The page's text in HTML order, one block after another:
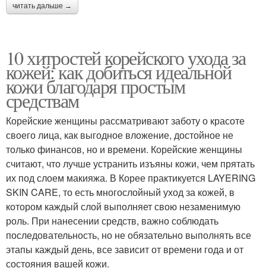
читать дальше →
10 хитростей корейского ухода за
кожей: как добиться идеальной
кожи благодаря простым
средствам
Корейские женщины рассматривают заботу о красоте
своего лица, как выгодное вложение, достойное не
только финансов, но и времени. Корейские женщины
считают, что лучше устранить изъяны кожи, чем прятать
их под слоем макияжа. В Корее практикуется LAYERING
SKIN CARE, то есть многослойный уход за кожей, в
котором каждый слой выполняет свою незаменимую
роль. При нанесении средств, важно соблюдать
последовательность, но не обязательно выполнять все
этапы каждый день, все зависит от времени года и от
состояния вашей кожи.